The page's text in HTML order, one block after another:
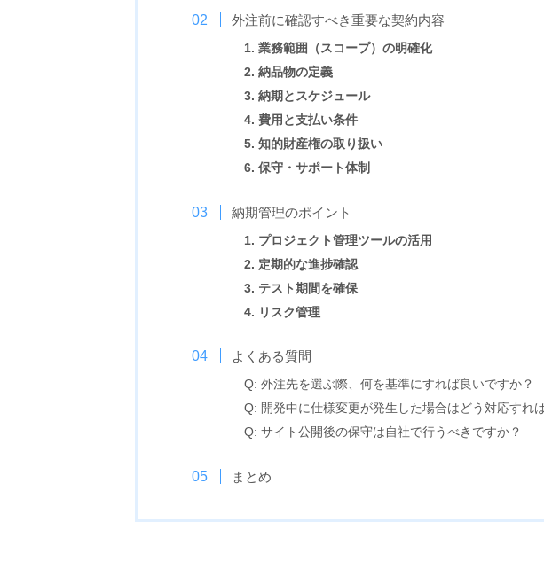
外注前に確認すべき重要な契約内容
1. 業務範囲（スコープ）の明確化
2. 納品物の定義
3. 納期とスケジュール
4. 費用と支払い条件
5. 知的財産権の取り扱い
6. 保守・サポート体制
納期管理のポイント
1. プロジェクト管理ツールの活用
2. 定期的な進捗確認
3. テスト期間を確保
4. リスク管理
よくある質問
Q: 外注先を選ぶ際、何を基準にすれば良いですか？
Q: 開発中に仕様変更が発生した場合はどう対応すれ
Q: サイト公開後の保守は自社で行うべきですか？
まとめ